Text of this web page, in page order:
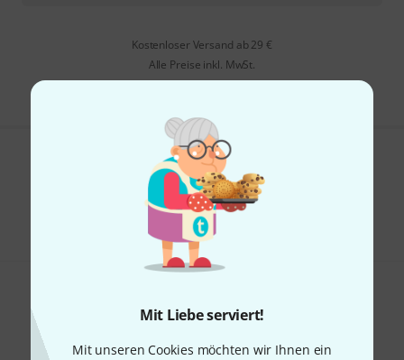
Mit Liebe serviert!
Mit unseren Cookies möchten wir Ihnen ein
Kostenloser Versand ab 29 €
Alle Preise inkl. MwSt.
Gefällt Ihnen, was Sie sehen?
Teilen Hilfe & Feedback